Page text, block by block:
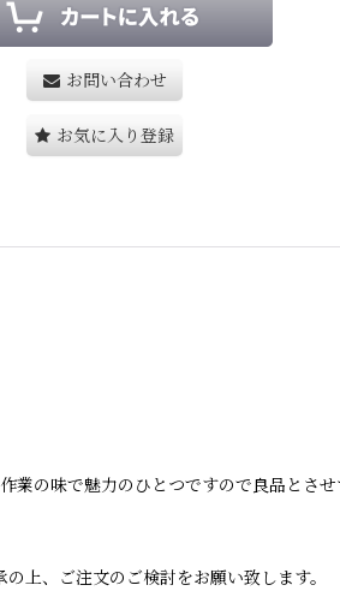
お問い合わせ
お気に入り登録
の味で魅力のひとつですので良品とさせ
上、ご注文のご検討をお願い致します。